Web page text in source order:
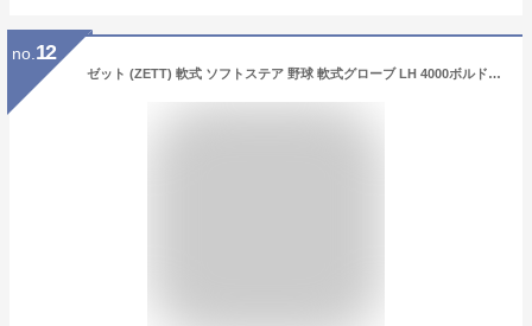
no. 12
ゼット (ZETT) 軟式 ソフトステア 野球 軟式グローブ LH 4000ボルドーブラウン BRGB35230-4000LH